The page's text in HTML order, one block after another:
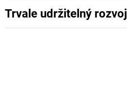
Trvale udržitelný rozvoj